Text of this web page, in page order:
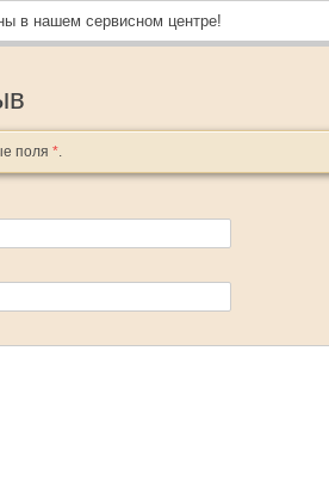
в нашем сервисном центре!
поля *.